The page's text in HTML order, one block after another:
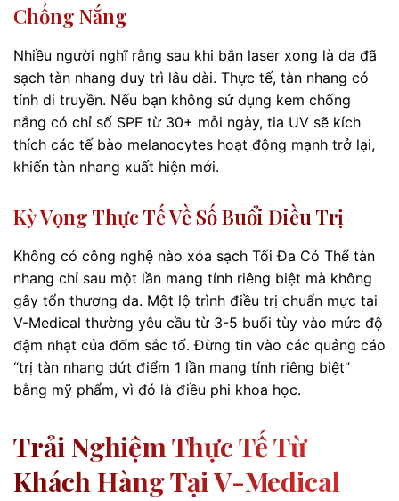
Chống Nắng
Nhiều người nghĩ rằng sau khi bắn laser xong là da đã
sạch tàn nhang duy trì lâu dài. Thực tế, tàn nhang có
tính di truyền. Nếu bạn không sử dụng kem chống
nắng có chỉ số SPF từ 30+ mỗi ngày, tia UV sẽ kích
thích các tế bào melanocytes hoạt động mạnh trở lại,
khiến tàn nhang xuất hiện mới.
Kỳ Vọng Thực Tế Về Số Buổi Điều Trị
Không có công nghệ nào xóa sạch Tối Đa Có Thể tàn
nhang chỉ sau một lần mang tính riêng biệt mà không
gây tổn thương da. Một lộ trình điều trị chuẩn mực tại
V-Medical thường yêu cầu từ 3-5 buổi tùy vào mức độ
đậm nhạt của đốm sắc tố. Đừng tin vào các quảng cáo
“trị tàn nhang dứt điểm 1 lần mang tính riêng biệt”
bằng mỹ phẩm, vì đó là điều phi khoa học.
Trải Nghiệm Thực Tế Từ
Khách Hàng Tại V-Medical